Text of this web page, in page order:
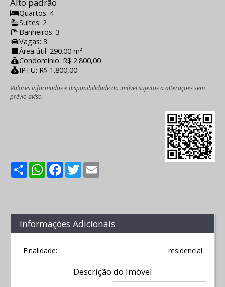
Quartos: 4
Suítes: 2
Banheiros: 3
Vagas: 3
Área útil: 290.00 m²
Condomínio: R$ 2.800,00
IPTU: R$ 1.800,00
Valores informados e disponibilidade do imóvel sujeitos a alterações sem
prévio aviso.
ShareWhatsApp
Facebook
Twitter
Informações Adicionais
Finalidade: residencial
Descrição do Imóvel